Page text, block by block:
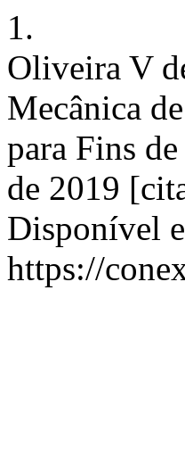
1.
Oliveira V
Mecânica
para Fins
de 2019
Disponível
https://